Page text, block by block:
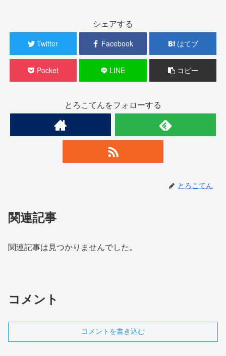
シェアする
Twitter Facebook はてブ
Pocket LINE コピー
とろこてんをフォローする
とろこてん
関連記事
関連記事は見つかりませんでした。
コメント
コメントを書き込む